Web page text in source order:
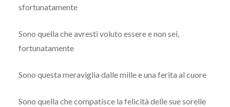
sfortunatamente
Sono quella che avresti voluto essere e non sei,
fortunatamente
Sono questa meraviglia dalle mille e una ferita al cuore
Sono quella che compatisce la felicità delle sue sorelle